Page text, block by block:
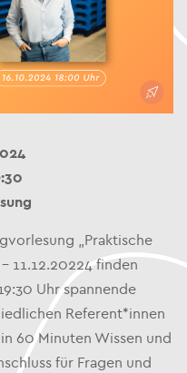
„Praktische
11.12.20224 finden
Uhr spannende
Referent*innen
60 Minuten Wissen und
für Fragen und